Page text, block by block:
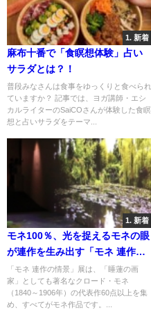
1. 新着
麻布十番で「食瞑想体験」占い
サラダとは？！
普段みなさんは食事をゆっくりと食べられ
ていますか？ 記事では、ヨガ講師・エシ
カルライターのSaiCOさんが体験した食瞑
想と占いサラダをテーマ...
1. 新着
モネ100％、光を捉えるモネの眼
が連作を生み出す「モネ 連作の
情景」展
「モネ 連作の情景」展は、「睡蓮の画
家」としても著名なクロード・モネ
（1840～1906年）の代表作60点以上を集
め、すべてがモネ作品です。...